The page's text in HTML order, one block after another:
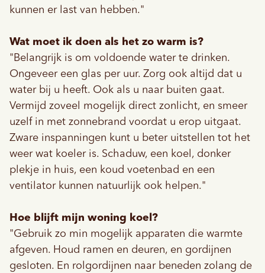
kunnen er last van hebben."
Wat moet ik doen als het zo warm is?
"Belangrijk is om voldoende water te drinken.
Ongeveer een glas per uur. Zorg ook altijd dat u
water bij u heeft. Ook als u naar buiten gaat.
Vermijd zoveel mogelijk direct zonlicht, en smeer
uzelf in met zonnebrand voordat u erop uitgaat.
Zware inspanningen kunt u beter uitstellen tot het
weer wat koeler is. Schaduw, een koel, donker
plekje in huis, een koud voetenbad en een
ventilator kunnen natuurlijk ook helpen."
Hoe blijft mijn woning koel?
"Gebruik zo min mogelijk apparaten die warmte
afgeven. Houd ramen en deuren, en gordijnen
gesloten. En rolgordijnen naar beneden zolang de